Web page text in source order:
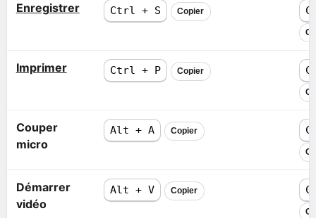
Enregistrer Ctrl + S Copier
Imprimer Ctrl + P Copier
Couper
micro
Alt + A Copier
Démarrer
vidéo
Alt + V Copier